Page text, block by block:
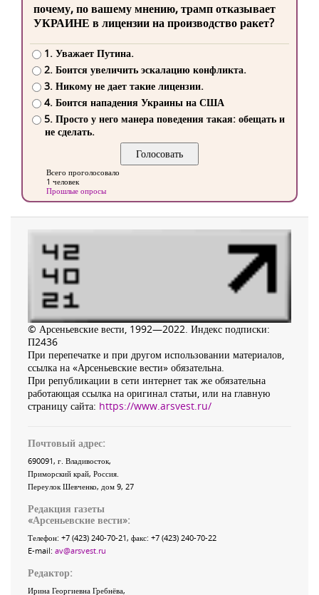
почему, по вашему мнению, трамп отказывает
УКРАИНЕ в лицензии на производство ракет?
1. Уважает Путина.
2. Боится увеличить эскалацию конфликта.
3. Никому не дает такие лицензии.
4. Боится нападения Украины на США
5. Просто у него манера поведения такая: обещать и
не сделать.
Всего проголосовало
1 человек
Прошлые опросы
© Арсеньевские вести, 1992—2022. Индекс подписки:
П2436
При перепечатке и при другом использовании материалов,
ссылка на «Арсеньевские вести» обязательна.
При републикации в сети интернет так же обязательна
работающая ссылка на оригинал статьи, или на главную
страницу сайта: https://www.arsvest.ru/
Почтовый адрес:
690091, г. Владивосток,
Приморский край, Россия
Переулок Шевченко, дом 9, 27
Редакция газеты
«Арсеньевские вести»:
Телефон: +7 (423) 240-70-21, факс: +7 (423) 240-70-22
E-mail: av@arsvest.ru
Редактор:
Ирина Георгиевна Гребнёва,